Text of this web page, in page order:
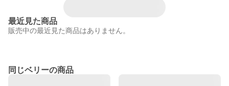
最近見た商品
販売中の最近見た商品はありません。
同じベリーの商品